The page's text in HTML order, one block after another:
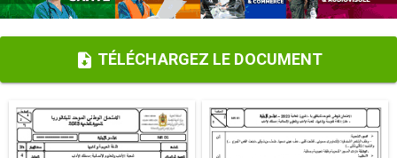
TÉLÉCHARGEZ LE DOCUMENT